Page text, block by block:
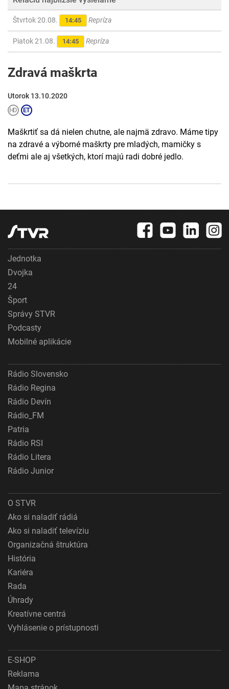
Štvrtok 20.08. 14:45 Repríza
Piatok 21.08. 14:45 Repríza
Zdravá maškrta
Utorok 13.10.2020
Maškrtiť sa dá nielen chutne, ale najmä zdravo. Máme tipy
na zdravé a výborné maškrty pre mladých, mamičky s
deťmi ale aj všetkých, ktorí majú radi dobré jedlo.
Jednotka
Dvojka
24
Šport
Správy STVR
Podcasty
Mobilné aplikácie
Rádio Slovensko
Rádio Regina
Rádio Devín
Rádio_FM
Patria
Rádio RSI
Rádio Litera
Rádio Junior
O STVR
Ako si naladiť rádiá
Ako si naladiť televíziu
Organizačná štruktúra
História
Kariéra
Rada
Úhrady
Kreatívne centrá
Vyhlásenie o prístupnosti
E-SHOP
Reklama